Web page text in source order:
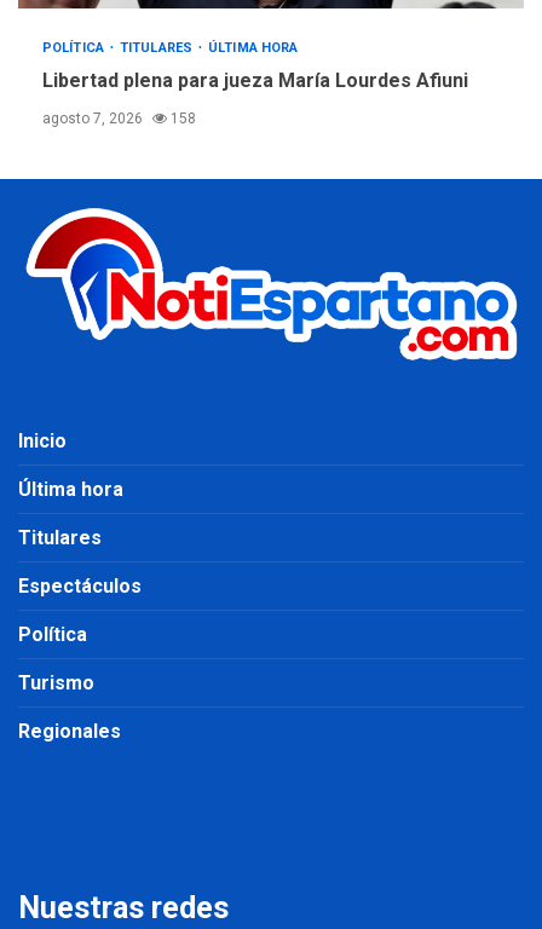
POLÍTICA TITULARES ÚLTIMA HORA
Libertad plena para jueza María Lourdes Afiuni
agosto 7, 2026 158
Inicio
Última hora
Titulares
Espectáculos
Política
Turismo
Regionales
Nuestras redes